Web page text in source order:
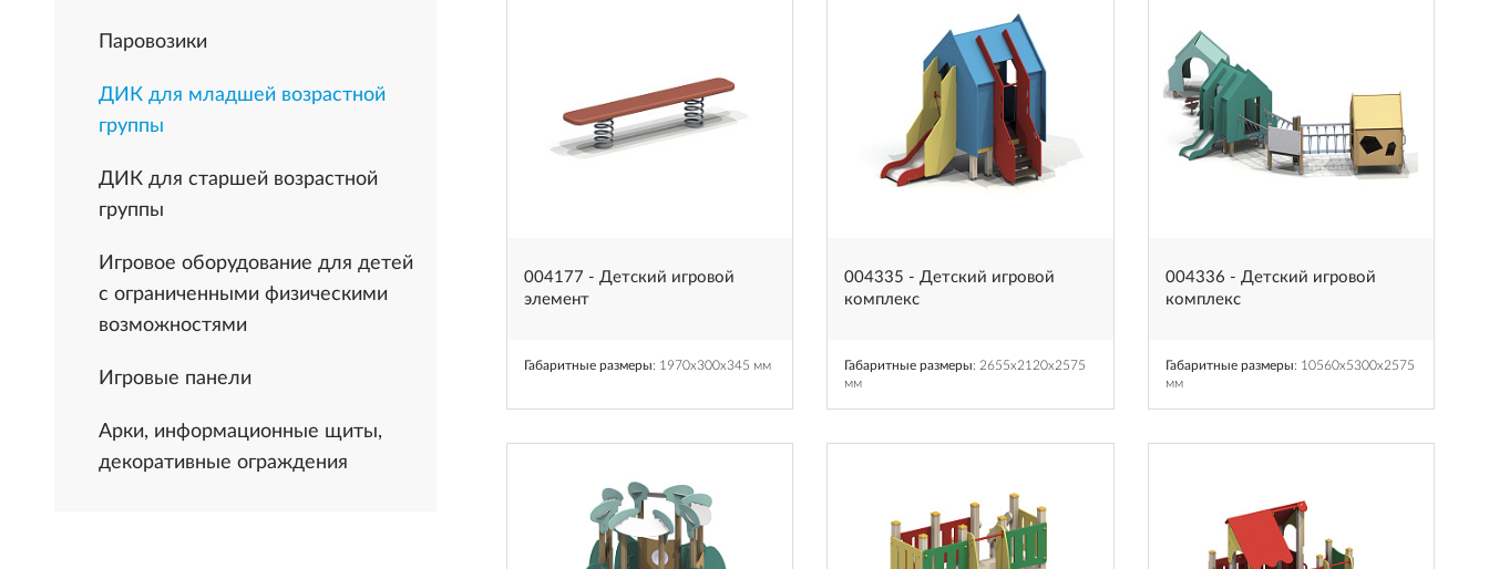
Паровозики
ДИК для младшей возрастной
группы
ДИК для старшей возрастной
группы
Игровое оборудование для детей
с ограниченными физическими
возможностями
Игровые панели
Арки, информационные щиты,
декоративные ограждения
004177 - Детский игровой
элемент
Габаритные размеры: 1970x300x345 мм
004335 - Детский игровой
комплекс
Габаритные размеры: 2655x2120x2575
мм
004336 - Детский игровой
комплекс
Габаритные размеры: 10560x5300x2575
мм